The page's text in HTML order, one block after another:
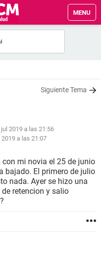
MENU
Siguiente Tema
2019 a las 21:56
2019 a las 21:07
mi novia el 25 de junio
bajado. El primero de julio
nada. Ayer se hizo una
retencion y salio